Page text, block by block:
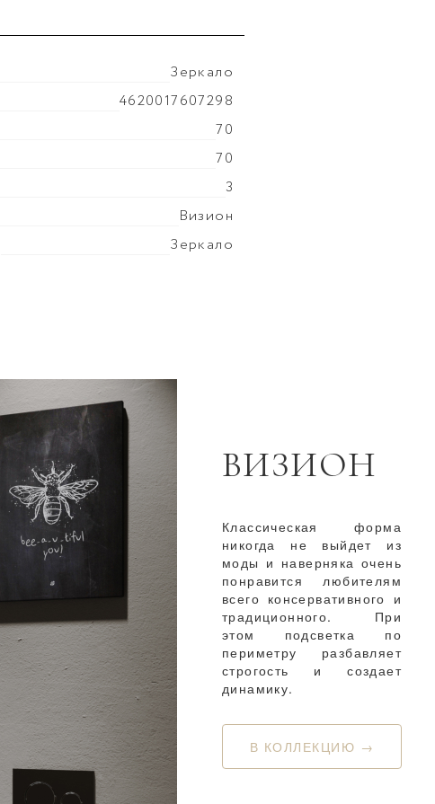
Зеркало
4620017607298
70
70
3
Визион
Зеркало
ВИЗИОН
Классическая форма
никогда не выйдет из
моды и наверняка очень
понравится любителям
всего консервативного и
традиционного. При
этом подсветка по
периметру разбавляет
строгость и создает
динамику.
В КОЛЛЕКЦИЮ →